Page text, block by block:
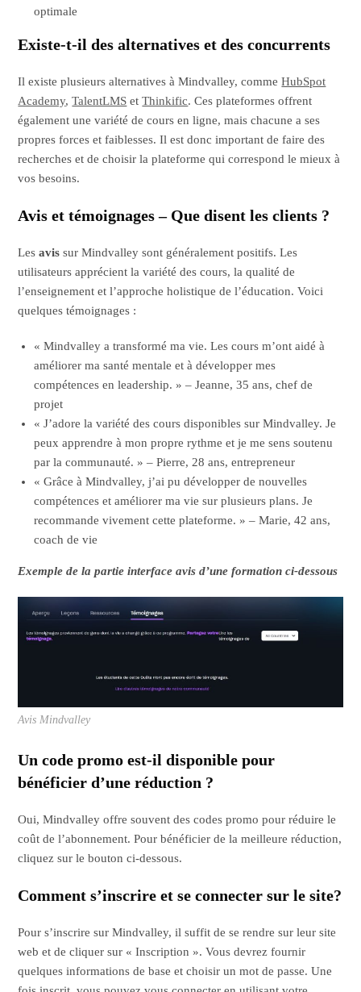
optimale
Existe-t-il des alternatives et des concurrents
Il existe plusieurs alternatives à Mindvalley, commeHubSpot
Academy,TalentLMS etThinkific. Ces plateformes offrent
également une variété de cours en ligne, mais chacune a ses
propres forces et faiblesses. Il est donc important de faire des
recherches et de choisir la plateforme qui correspond le mieux à
vos besoins.
Avis et témoignages – Que disent les clients ?
Lesavis sur Mindvalley sont généralement positifs. Les
utilisateurs apprécient la variété des cours, la qualité de
l’enseignement et l’approche holistique de l’éducation. Voici
quelques témoignages :
« Mindvalley a transformé ma vie. Les cours m’ont aidé à
améliorer ma santé mentale et à développer mes
compétences en leadership. » – Jeanne, 35 ans, chef de
projet
« J’adore la variété des cours disponibles sur Mindvalley. Je
peux apprendre à mon propre rythme et je me sens soutenu
par la communauté. » – Pierre, 28 ans, entrepreneur
« Grâce à Mindvalley, j’ai pu développer de nouvelles
compétences et améliorer ma vie sur plusieurs plans. Je
recommande vivement cette plateforme. » – Marie, 42 ans,
coach de vie
Exemple de la partie interface avis d’une formation ci-dessous
Avis Mindvalley
Un code promo est-il disponible pour
bénéficier d’une réduction ?
Oui, Mindvalley offre souvent des codes promo pour réduire le
coût de l’abonnement. Pour bénéficier de la meilleure réduction,
cliquez sur le bouton ci-dessous.
Comment s’inscrire et se connecter sur le site?
Pour s’inscrire sur Mindvalley, il suffit de se rendre sur leur site
web et de cliquer sur « Inscription ». Vous devrez fournir
quelques informations de base et choisir un mot de passe. Une